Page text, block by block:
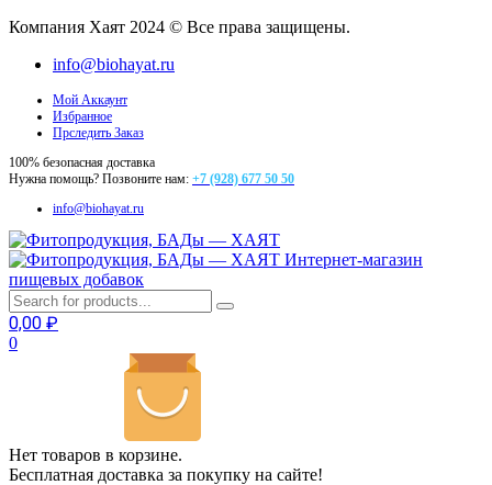
Компания Хаят 2024 © Все права защищены.
info@biohayat.ru
Мой Аккаунт
Избранное
Прследить Заказ
100% безопасная доставка
Нужна помощь? Позвоните нам: +7 (928) 677 50 50
info@biohayat.ru
Интернет-магазин
пищевых добавок
0,00 ₽
0
Нет товаров в корзине.
Бесплатная доставка за покупку на сайте!